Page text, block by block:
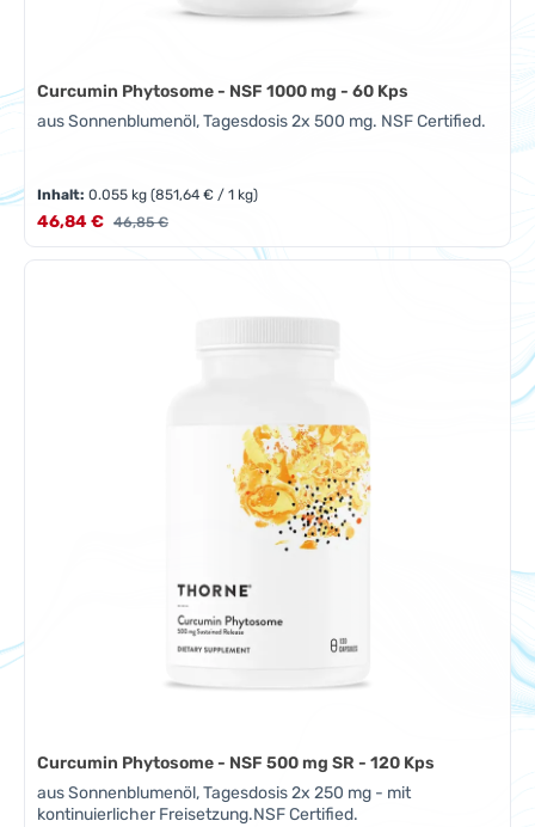
Curcumin Phytosome - NSF 1000 mg - 60 Kps
aus Sonnenblumenöl, Tagesdosis 2x 500 mg. NSF Certified.
Inhalt:0.055 kg(851,64 € / 1 kg)
Verkaufspreis:
46,84 € Regulärer Preis:
46,85 €
Curcumin Phytosome - NSF 500 mg SR - 120 Kps
aus Sonnenblumenöl, Tagesdosis 2x 250 mg - mit
kontinuierlicher Freisetzung.NSF Certified.